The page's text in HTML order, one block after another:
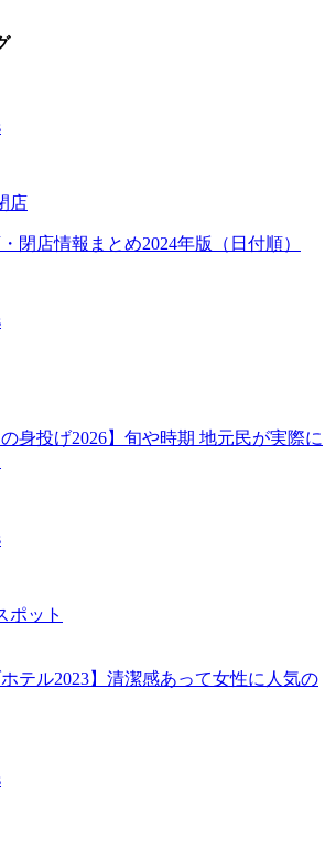
店
閉店情報まとめ2024年版（日付順）
の身投げ2026】旬や時期 地元民が実際に
ポット
ホテル2023】清潔感あって女性に人気の